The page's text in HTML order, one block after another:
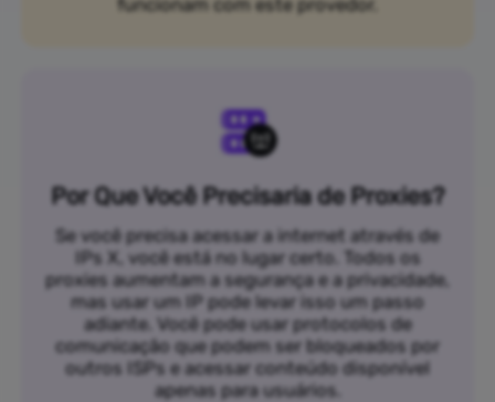
Por Que Você Precisaria de Proxies?
Se você precisa acessar a internet através de
IPs X, você está no lugar certo. Todos os
proxies aumentam a segurança e a privacidade,
mas usar um IP pode levar isso um passo
adiante. Você pode usar protocolos de
comunicação que podem ser bloqueados por
outros ISPs e acessar conteúdo disponível
apenas para usuários.